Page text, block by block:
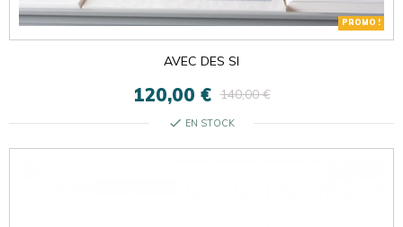
PROMO !
AVEC DES SI
120,00 € 140,00 €
check EN STOCK